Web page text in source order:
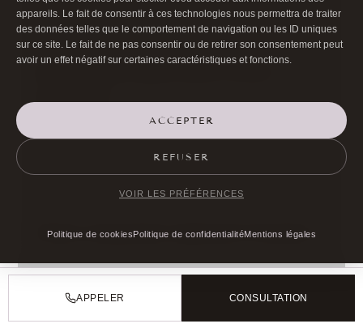
appareils. Le fait de consentir à ces technologies nous permettra de traiter
des données telles que le comportement de navigation ou les ID uniques
sur ce site. Le fait de ne pas consentir ou de retirer son consentement peut
avoir un effet négatif sur certaines caractéristiques et fonctions.
ACCEPTER
REFUSER
VOIR LES PRÉFÉRENCES
Politique de cookiesPolitique de confidentialitéMentions légales
DÉROULEMENT : SÉCURITÉ
EN AMBULATOIRE
hygiéniques.
SUITES POST-RATTRAPAGE :
GESTION DE L’ŒDÈME ET
Photos comparatives objectivent l’évolution.
PRÉVENTION DES
COMPLICATIONS DE
APPELER CONSULTATION